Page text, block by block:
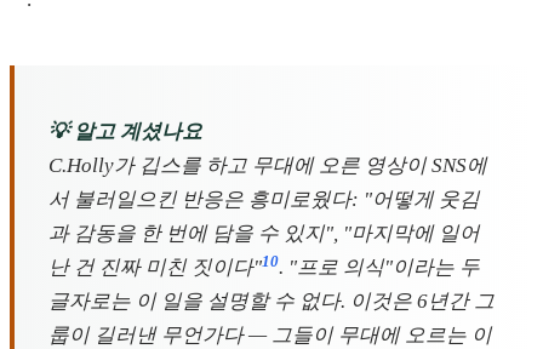
💡 알고 계셨나요
C.Holly가 깁스를 하고 무대에 오른 영상이 SNS에
서 불러일으킨 반응은 흥미로웠다: "어떻게 웃김
과 감동을 한 번에 담을 수 있지", "마지막에 일어
난 건 진짜 미친 짓이다"10. "프로 의식"이라는 두
글자로는 이 일을 설명할 수 없다. 이것은 6년간 그
룹이 길러낸 무언가다 — 그들이 무대에 오르는 이